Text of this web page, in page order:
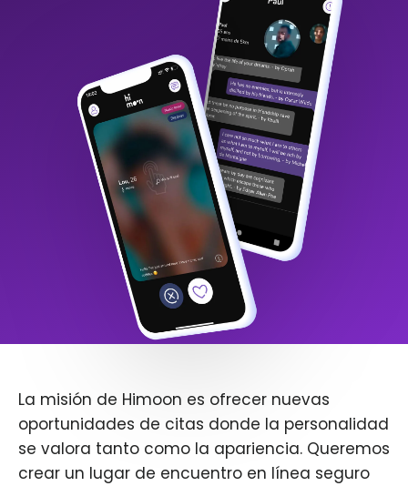
La misión de Himoon es ofrecer nuevas
oportunidades de citas donde la personalidad
se valora tanto como la apariencia. Queremos
crear un lugar de encuentro en línea seguro